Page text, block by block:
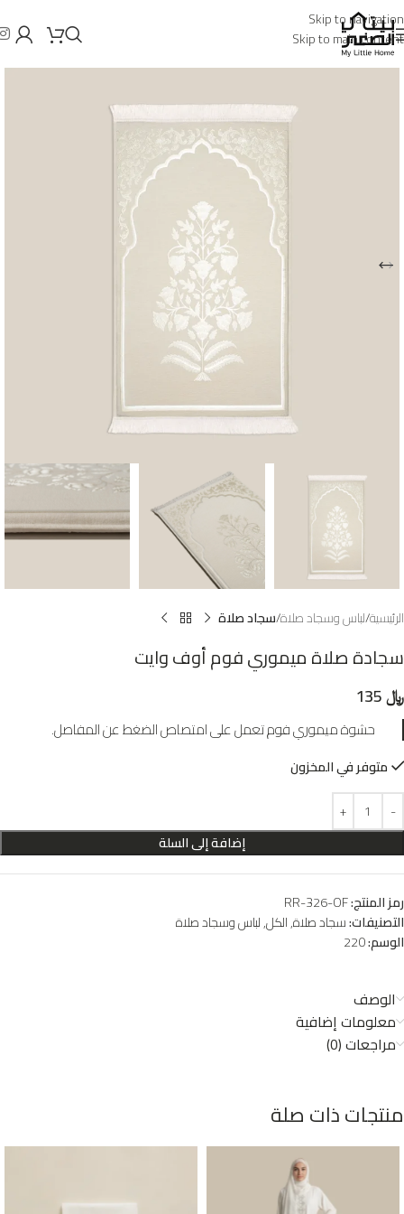
Skip to navigation
Skip to main content
الرئيسية لباس وسجاد صلاة سجاد صلاة
سجادة صلاة ميموري فوم أوف وايت
﷼
حشوة ميموري فوم تعمل على امتصاص الضغط عن المفاصل.
متوفر في المخزون
إضافة إلى السلة
رمز المنتج:RR-326-OF
التصنيفات:سجاد صلاة,الكل,لباس وسجاد صلاة
الوسم:220
الوصف
معلومات إضافية
مراجعات (0)
منتجات ذات صلة